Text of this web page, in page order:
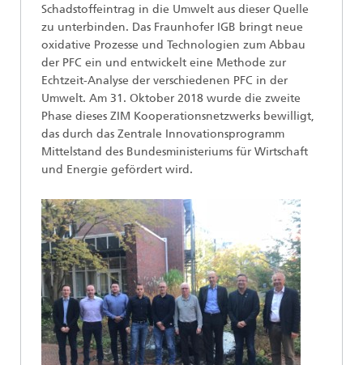
Schadstoffeintrag in die Umwelt aus dieser Quelle
zu unterbinden. Das Fraunhofer IGB bringt neue
oxidative Prozesse und Technologien zum Abbau
der PFC ein und entwickelt eine Methode zur
Echtzeit-Analyse der verschiedenen PFC in der
Umwelt. Am 31. Oktober 2018 wurde die zweite
Phase dieses ZIM Kooperationsnetzwerks bewilligt,
das durch das Zentrale Innovationsprogramm
Mittelstand des Bundesministeriums für Wirtschaft
und Energie gefördert wird.